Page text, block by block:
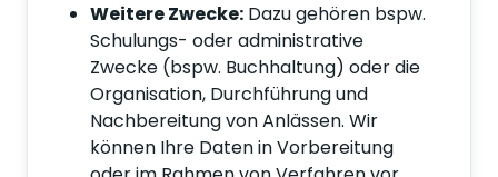
Weitere Zwecke: Dazu gehören bspw.
Schulungs- oder administrative
Zwecke (bspw. Buchhaltung) oder die
Organisation, Durchführung und
Nachbereitung von Anlässen. Wir
können Ihre Daten in Vorbereitung